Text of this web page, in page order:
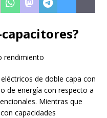
de doble capa con
de energía con respecto a
Mientras que
capacidades